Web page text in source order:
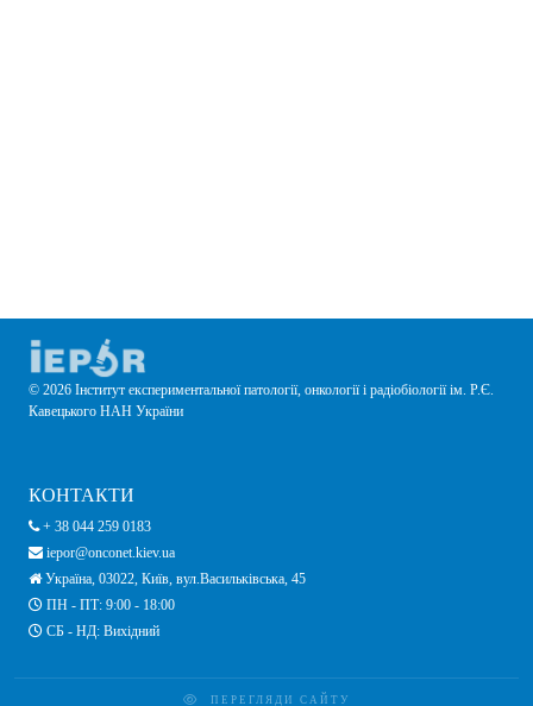
© 2026 Інститут експериментальної патології, онкології і радіобіології ім. Р.Є.
Кавецького НАН України
КОНТАКТИ
+ 38 044 259 0183
iepor@onconet.kiev.ua
Україна, 03022, Київ, вул.Васильківська, 45
ПН - ПТ: 9:00 - 18:00
СБ - НД: Вихідний
ПЕРЕГЛЯДИ САЙТУ